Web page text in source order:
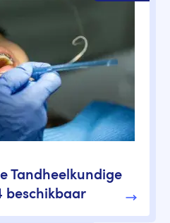
Tandheelkundige
beschikbaar